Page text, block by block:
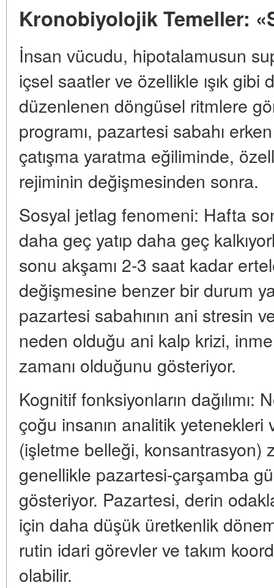
Kronobiyolojik Temeller:
İnsan vücudu, hipotalamusun
içsel saatler ve özellikle ışık gibi
düzenlenen döngüsel ritmlere
programı, pazartesi sabahı
çatışma yaratma eğiliminde,
rejiminin değişmesinden sonra.
Sosyal jetlag fenomeni: Hafta
daha geç yatıp daha geç
sonu akşamı 2-3 saat kadar
değişmesine benzer bir durum
pazartesi sabahının ani stresin
neden olduğu ani kalp krizi,
zamanı olduğunu gösteriyor.
Kognitif fonksiyonların dağılımı:
çoğu insanın analitik yetenekleri
(işletme belleği, konsantrasyon)
genellikle pazartesi-çarşamba
gösteriyor. Pazartesi, derin
için daha düşük üretkenlik
rutin idari görevler ve takım
olabilir.